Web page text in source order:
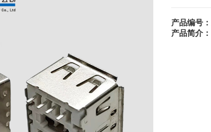
产品编号：
产品简介：